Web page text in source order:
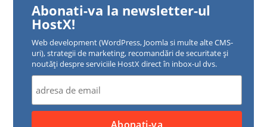
Abonati-va la newsletter-ul
HostX!
Web development (WordPress, Joomla si multe alte CMS-
uri), strategii de marketing, recomandări de securitate și
noutăți despre serviciile HostX direct în inbox-ul dvs.